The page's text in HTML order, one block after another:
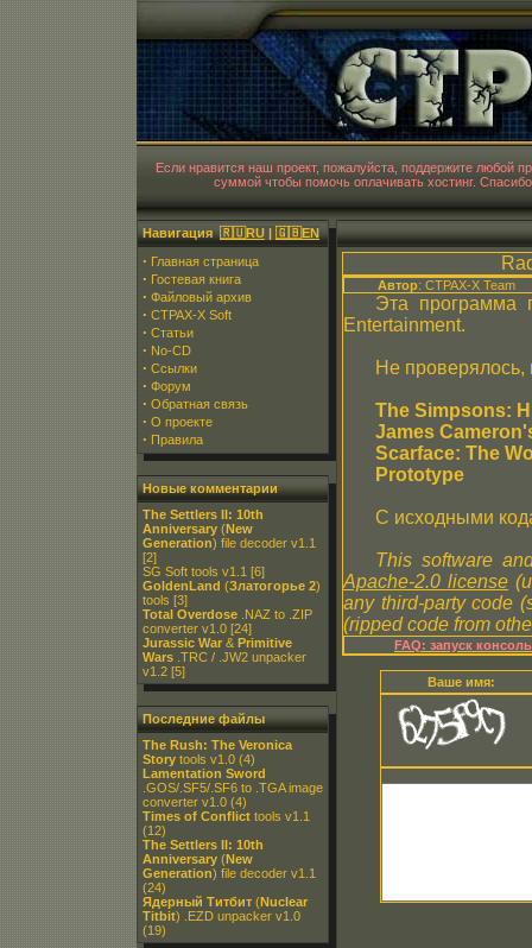
Если нравится наш проект, пожалуйста, поддержите любой
суммой чтобы помочь оплачивать хостинг.
Навигация🇷🇺RU | 🇬🇧EN
· Главная страница
· Гостевая книга
· Файловый архив
· CTPAX-X Soft
· Статьи
· No-CD
· Ссылки
· Форум
· Обратная связь
· О проекте
· Правила
Новые комментарии
The Settlers II: 10th
Anniversary (New
Generation) file decoder v1.1
[2]
SG Soft tools v1.1 [6]
GoldenLand (Златогорье 2)
tools [3]
Total Overdose .NAZ to .ZIP
converter v1.0 [24]
Jurassic War & Primitive
Wars .TRC / .JW2 unpacker
v1.2 [5]
Последние файлы
The Rush: The Veronica
Story tools v1.0 (4)
Lamentation Sword
.GOS/.SF5/.SF6 to .TGA image
converter v1.0 (4)
Times of Conflict tools v1.1
(12)
The Settlers II: 10th
Anniversary (New
Generation) file decoder v1.1
(24)
Ядерный Титбит (Nuclear
Titbit) .EZD unpacker v1.0
(19)
Автор: CTPAX-X Team
Эта программа
Entertainment.
Не проверялось,
The Simpsons:
James
Scarface: The
Prototype
С исходными
This software
Apache-2.0 license
any third-party code
(ripped code from
FAQ: запуск
Ваше имя: